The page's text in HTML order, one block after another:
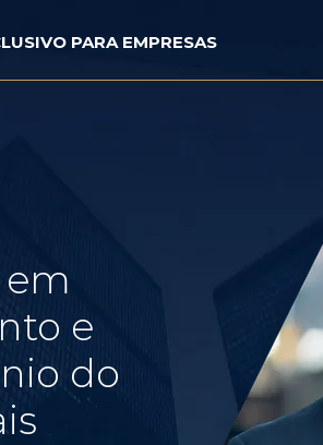
PARA EMPRESAS
e
do